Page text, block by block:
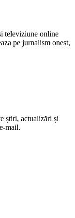
televiziune online
pe jurnalism onest,
știri, actualizări și
mail.